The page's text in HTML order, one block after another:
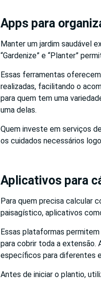
Apps para
Manter um jardim saudável
“Gardenize” e “Planter”
Essas ferramentas
realizadas, facilitando o
para quem tem uma
uma delas.
Quem investe em serviços
os cuidados necessários
Aplicativos para
Para quem precisa calcular
paisagístico, aplicativos
Essas plataformas
para cobrir toda a extensão.
específicos para diferentes
Antes de iniciar o plantio,